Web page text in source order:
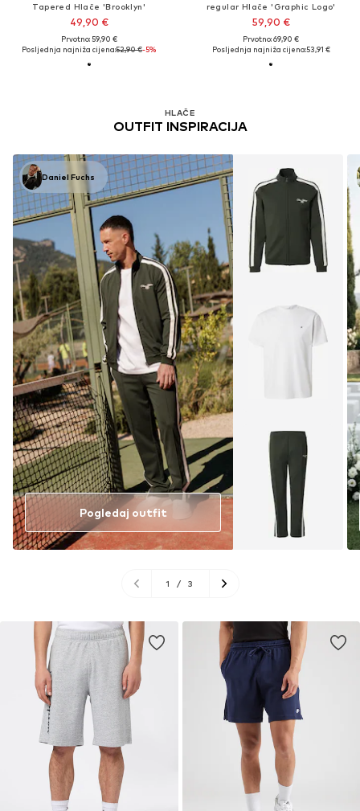
Tapered Hlače 'Brooklyn'
49,90 €
Prvotno: 59,90 €
Posljednja najniža cijena:52,90 €-5%
regular Hlače 'Graphic Logo'
59,90 €
Prvotno: 69,90 €
Posljednja najniža cijena:53,91 €
HLAČE
OUTFIT INSPIRACIJA
Daniel Fuchs
Pogledaj outfit
1 / 3